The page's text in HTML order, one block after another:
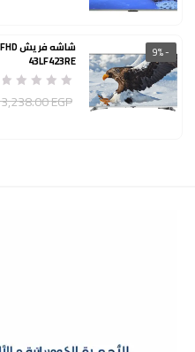
43LF423RE
EGP
- 9%